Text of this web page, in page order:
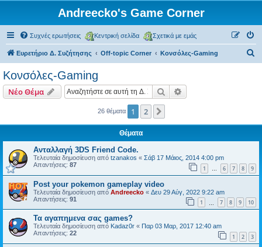
Andreecko's Game Corner
Συχνές ερωτήσεις Κεντρική σελίδα Σχετικά με εμάς
Ευρετήριο Δ. Συζήτησης Off-topic Corner Kονσόλες-Gaming
η
Kονσόλες-Gaming
Νέο Θέμα Αναζήτηση
26 θέματα 1 2
Θέματα
Ανταλλαγή 3DS Friend Code.
Τελευταία δημοσίευση από tzanakos « Σάβ 17 Μάιος, 2014 4:00 pm
Απαντήσεις: 87 1 … 6 7 8 9
Post your pokemon gameplay video
Τελευταία δημοσίευση από Andreecko « Δευ 29 Αύγ, 2022 9:22 am
Απαντήσεις: 91 1 7 8 9 10
Τα αγαπημενα σας games?
Τελευταία δημοσίευση από Kadaz0r « Παρ 03 Μαρ, 2017 12:40 am
Απαντήσεις: 22 1 2 3